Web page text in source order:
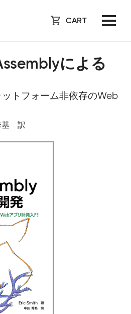
CART
による
トフォーム非依存のWeb
基 訳